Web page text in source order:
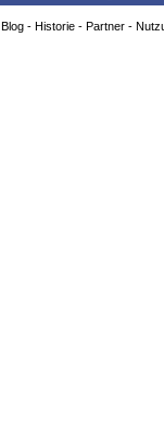
Blog- Historie- Partner-